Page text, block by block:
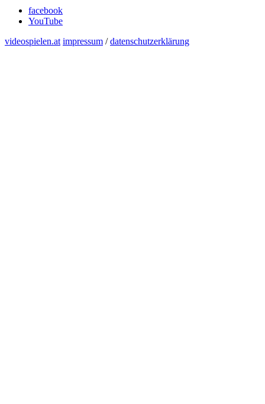
facebook
YouTube
videospielen.at impressum /datenschutzerklärung